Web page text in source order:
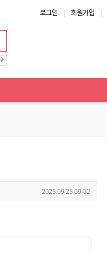
로그인 회원가입
작성일
2025.09.25 09:32